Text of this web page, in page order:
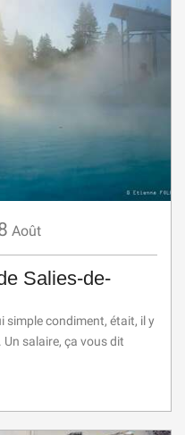
Août
Salies-de-
simple condiment, était, il y
Un salaire, ça vous dit